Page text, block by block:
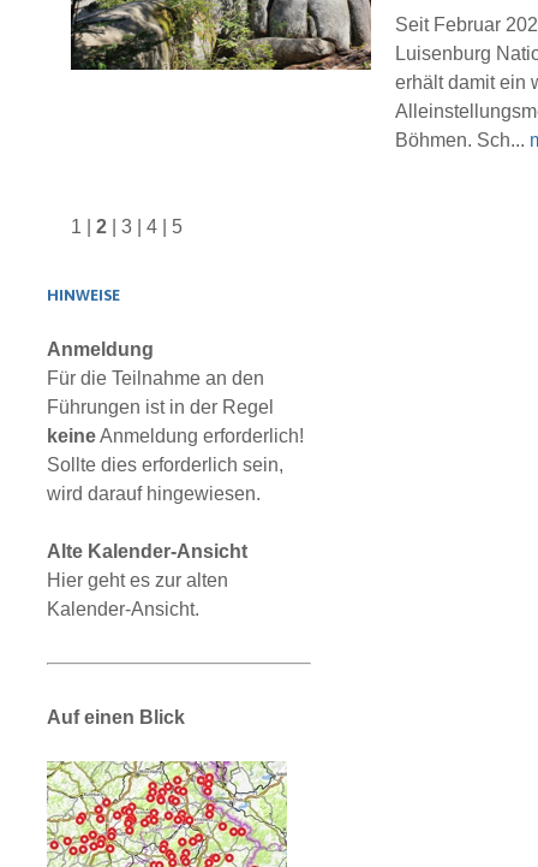
Seit Februar
Luisenburg
erhält damit ein
Böhmen. Sch...
1 2 3 4 5
HINWEISE
Anmeldung
Für die Teilnahme an den
Führungen ist in der Regel
keineAnmeldung erforderlich!
Sollte dies erforderlich sein,
wird darauf hingewiesen.
Alte Kalender-Ansicht
Hier geht es zur alten
Kalender-Ansicht.
Auf einen Blick